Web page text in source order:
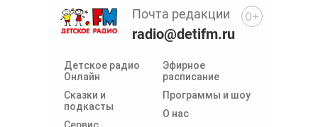
Детское радио
Онлайн
Сказки и
подкасты
Эфирное
расписание
Программы и шоу
О нас
Почта редакции
radio@detifm.ru
0+